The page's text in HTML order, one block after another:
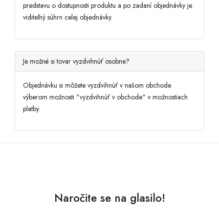
predstavu o dostupnosti produktu a po zadaní objednávky je
viditeľný súhrn celej objednávky.
Je možné si tovar vyzdvihnúť osobne?
Objednávku si môžete vyzdvihnúť v našom obchode
výberom možnosti "vyzdvihnúť v obchode" v možnostiach
platby.
Naročite se na glasilo!